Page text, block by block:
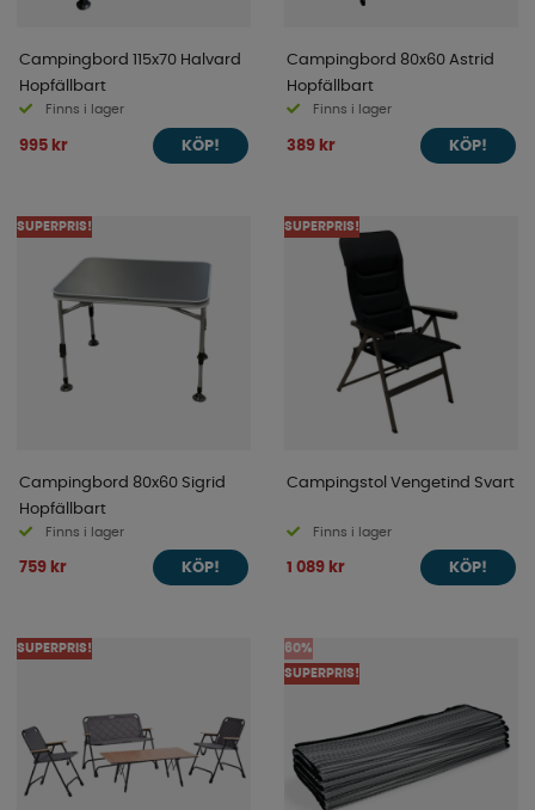
Campingbord 115x70 Halvard
Hopfällbart
Finns i lager
995 kr KÖP!
Campingbord 80x60 Astrid
Hopfällbart
Finns i lager
389 kr KÖP!
SUPERPRIS!
Campingbord 80x60 Sigrid
Hopfällbart
Finns i lager
759 kr KÖP!
SUPERPRIS!
Campingstol Vengetind Svart
Finns i lager
1 089 kr KÖP!
SUPERPRIS!
60%
SUPERPRIS!